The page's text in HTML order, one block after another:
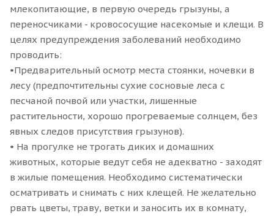
млекопитающие, в первую очередь грызуны, а
переносчиками - кровососущие насекомые и клещи. В
целях предупреждения заболеваний необходимо
проводить:
•Предварительный осмотр места стоянки, ночевки в
лесу (предпочтительны сухие сосновые леса с
песчаной почвой или участки, лишенные
растительности, хорошо прогреваемые солнцем, без
явных следов присутствия грызунов).
• На прогулке не трогать диких и домашних
животных, которые ведут себя не адекватно - заходят
в жилые помещения. Необходимо систематически
осматривать и снимать с них клещей. Не желательно
рвать цветы, траву, ветки и заносить их в комнату,